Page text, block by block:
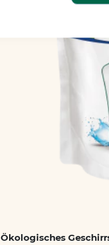
Ökologisches